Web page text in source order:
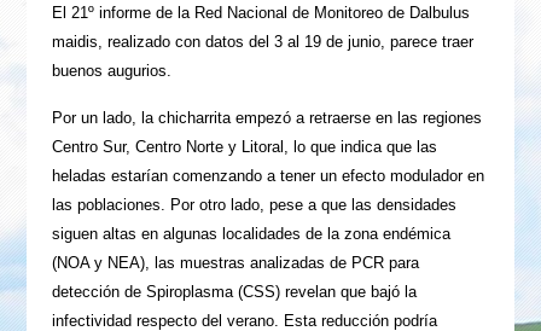
El 21º informe de la Red Nacional de Monitoreo de Dalbulus
maidis, realizado con datos del 3 al 19 de junio, parece traer
buenos augurios.
Por un lado, la chicharrita empezó a retraerse en las regiones
Centro Sur, Centro Norte y Litoral, lo que indica que las
heladas estarían comenzando a tener un efecto modulador en
las poblaciones. Por otro lado, pese a que las densidades
siguen altas en algunas localidades de la zona endémica
(NOA y NEA), las muestras analizadas de PCR para
detección de Spiroplasma (CSS) revelan que bajó la
infectividad respecto del verano. Esta reducción podría